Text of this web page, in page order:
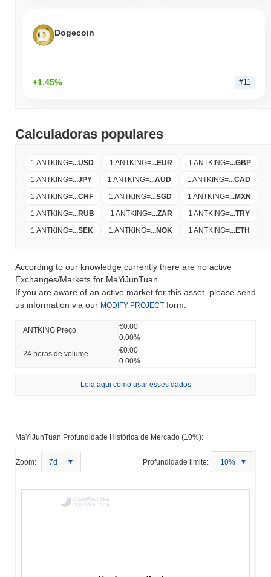
Dogecoin
+1.45% #11
Calculadoras populares
1 ANTKING=...USD 1 ANTKING=...EUR 1 ANTKING=...GBP
1 ANTKING=...JPY 1 ANTKING=...AUD 1 ANTKING=...CAD
1 ANTKING=...CHF 1 ANTKING=...SGD 1 ANTKING=...MXN
1 ANTKING=...RUB 1 ANTKING=...ZAR 1 ANTKING=...TRY
1 ANTKING=...SEK 1 ANTKING=...NOK 1 ANTKING=...ETH
According to our knowledge currently there are no active
Exchanges/Markets for MaYiJunTuan.
If you are aware of an active market for this asset, please send
us information via our MODIFY PROJECT form.
ANTKING Preço
€0.00
0.00%
24 horas de volume
€0.00
0.00%
Leia aqui como usar esses dados
MaYiJunTuan Profundidade Histórica de Mercado (10%):
Zoom: 7d Profundidade limite: 10%